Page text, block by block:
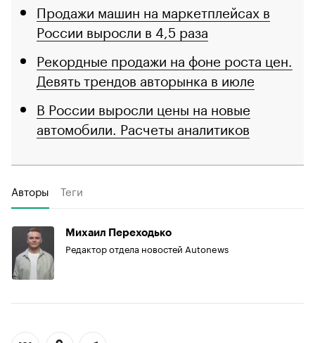
Продажи машин на маркетплейсах в
России выросли в 4,5 раза
Рекордные продажи на фоне роста цен.
Девять трендов авторынка в июле
В России выросли цены на новые
автомобили. Расчеты аналитиков
Авторы Теги
Михаил Переходько
Редактор отдела новостей Autonews